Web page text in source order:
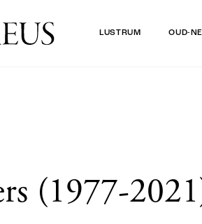
LUSTRUM OUD-
(1977-